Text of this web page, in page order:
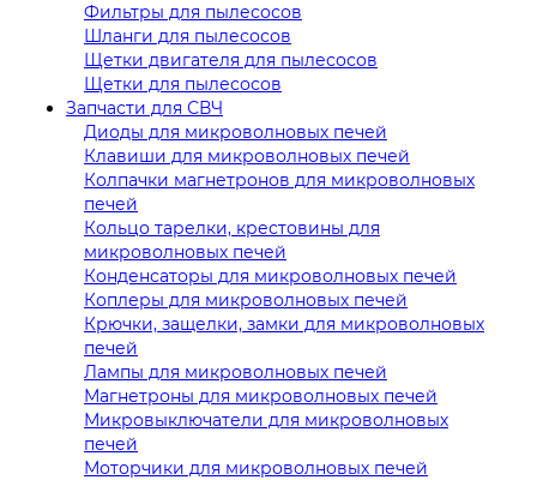
Фильтры для пылесосов
Шланги для пылесосов
Щетки двигателя для пылесосов
Щетки для пылесосов
Запчасти для СВЧ
Диоды для микроволновых печей
Клавиши для микроволновых печей
Колпачки магнетронов для микроволновых
печей
Кольцо тарелки, крестовины для
микроволновых печей
Конденсаторы для микроволновых печей
Коплеры для микроволновых печей
Крючки, защелки, замки для микроволновых
печей
Лампы для микроволновых печей
Магнетроны для микроволновых печей
Микровыключатели для микроволновых
печей
Моторчики для микроволновых печей